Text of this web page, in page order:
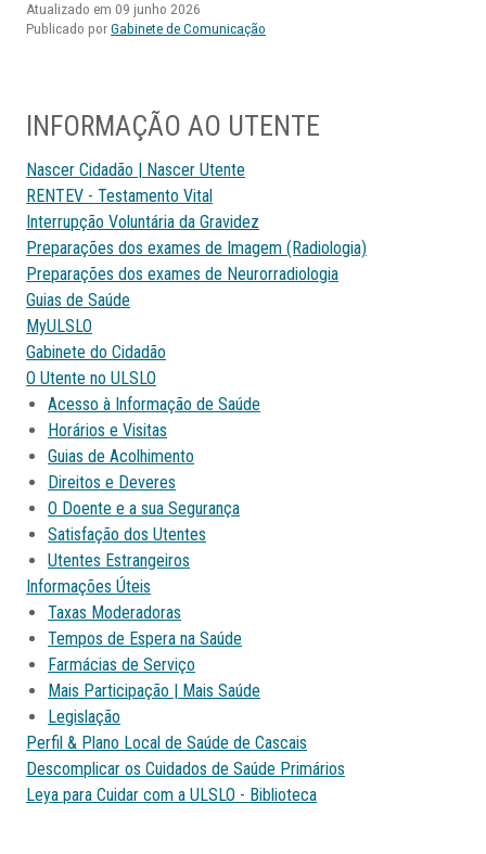
Atualizado em 09 junho 2026
Publicado porGabinete de Comunicação
INFORMAÇÃO AO UTENTE
Nascer Cidadão | Nascer Utente
RENTEV - Testamento Vital
Interrupção Voluntária da Gravidez
Preparações dos exames de Imagem (Radiologia)
Preparações dos exames de Neurorradiologia
Guias de Saúde
MyULSLO
Gabinete do Cidadão
O Utente no ULSLO
Acesso à Informação de Saúde
Horários e Visitas
Guias de Acolhimento
Direitos e Deveres
O Doente e a sua Segurança
Satisfação dos Utentes
Utentes Estrangeiros
Informações Úteis
Taxas Moderadoras
Tempos de Espera na Saúde
Farmácias de Serviço
Mais Participação | Mais Saúde
Legislação
Perfil & Plano Local de Saúde de Cascais
Descomplicar os Cuidados de Saúde Primários
Leya para Cuidar com a ULSLO - Biblioteca